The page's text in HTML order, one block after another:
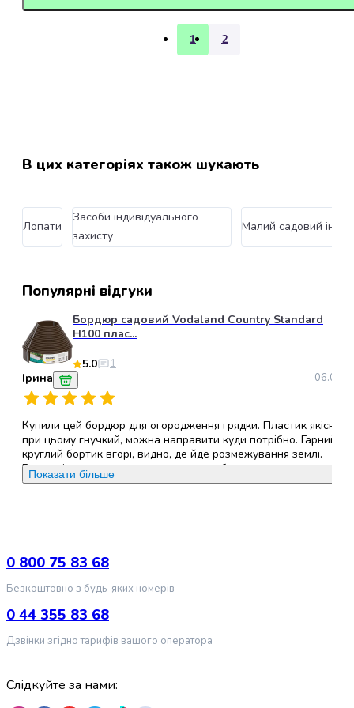
Медальйони-
адресники
для
грумінгу
Кігтерізи
для
котів
котів
Фурмінатори
для
для
котів
Гребінці
гребені
котів
стрижки
1 2
В цих категоріях також шукають
Лопати
Засоби індивідуального
захисту
Малий садовий
Популярні відгуки
Бордюр садовий Vodaland Country Standard
H100 плас...
5.0
1
Ірина
Купили цей бордюр для огородження грядки. Пластик якісний,
при цьому гнучкий, можна направити куди потрібно. Гарний
круглий бортик вгорі, видно, де йде розмежування землі.
Висота і заворот внизу не дозволять бордюру сповзати.
Покупкою задоволені.
Недоліки: -
Показати більше
0 800 75 83 68
Безкоштовно з будь-яких номерів
0 44 355 83 68
Дзвінки згідно тарифів вашого оператора
Слідкуйте за нами: